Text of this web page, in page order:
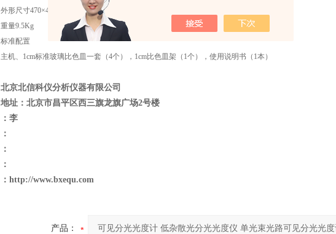
外形尺寸470×400
重量9.5Kg
标准配置
主机、 1cm标准玻璃比色皿一套（4个）， 1cm比色皿架（ 1个），使用说明书（ 1本）
北京北信科仪分析仪器有限公司
地址：北京市昌平区西三旗龙旗广场2号楼
：李
：
：
：
： http://www.bxequ.com
产品：